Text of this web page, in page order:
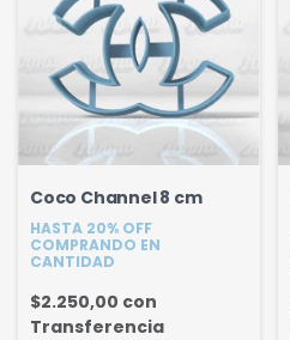
Coco Channel 8 cm
HASTA 20% OFF
COMPRANDO EN
CANTIDAD
$2.250,00 con
Transferencia